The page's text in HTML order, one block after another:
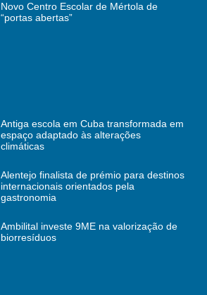
Novo Centro Escolar de Mértola de
“portas abertas”
Antiga escola em Cuba transformada em
espaço adaptado às alterações
climáticas
Alentejo finalista de prémio para destinos
internacionais orientados pela
gastronomia
Ambilital investe 9ME na valorização de
biorresíduos